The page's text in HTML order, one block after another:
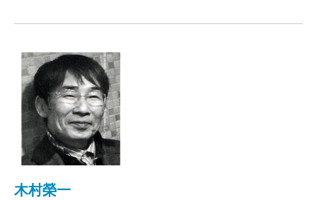
得力」はどこから生じるのか、「語り手」の機能
とは何か、フィクションの「時間」はどのような
仕掛けで成り立つか、等々。テーマごとに、『ボ
ヴァリー夫人』『ドン・キホーテ』からアンブロ
ーズ・ビアスの短編までを巧みに紹介し、具体例
を縦横に引きながら、まさに「説得力」あふれる
議論を展開してゆきます。文学を語るのに、大学
ンデス山中にある砂漠の町ピウラ、この三つの土
地を舞台に五つの物語が断片的に語られてゆくと
いう特異な形式の小説『緑の家』を発表してい
る。作品を読みはじめた読者は最初戸惑いを覚え
るだろうが、読み進むうちに個々の断片がジグソ
ー・パズルのピースのように徐々に組みあがって
ゆき、最終的には広大な地域にわたって繰り広げ
木村榮一